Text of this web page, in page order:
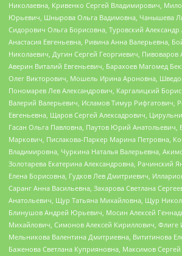
Николаевна, Кривенко Сергей Владимирович,
Юрьевич, Шнырова Ольга Вадимовна, Чанышева
Сидорович Ольга Борисовна, Туровский Александр
Анастасия Евгеньевна, Ривина Анна Валерьевна,
Николаевич, Дугин Сергей Георгиевич, Пивоваров
Аверин Виталий Евгеньевич, Барахоев Магомед
Олег Викторович, Мошель Ирина Ароновна,
Пономарев Лев Александрович, Каргалицкий
Валерий Валерьевич, Исламов Тимур Рифгатович,
Евгеньевна, Щаров Сергей Алексадрович,
Гасан Ольга Павловна, Паутов Юрий Анатольевич,
Маркович, Пислакова-Паркер Марина Петровна,
Владимировна, Чуркина Наталья Валерьевна,
Золотарева Екатерина Александровна, Рачинский
Елена Борисовна, Гудков Лев Дмитриевич,
Саранг Анна Васильевна, Захарова Светлана
Анатольевич, Щур Татьяна Михайловна, Щур
Блинушов Андрей Юрьевич, Мосин Алексей
Михайлович, Симонов Алексей Кириллович, Флиге
Мельникова Валентина Дмитриевна, Вититинова
Баженова Светлана Куприяновна, Максимов